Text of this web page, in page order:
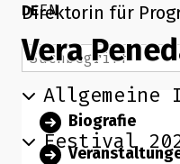
DEEN
Suchbegriff
Allgemeine
Festival
Direktorin für
Vera
Biografie